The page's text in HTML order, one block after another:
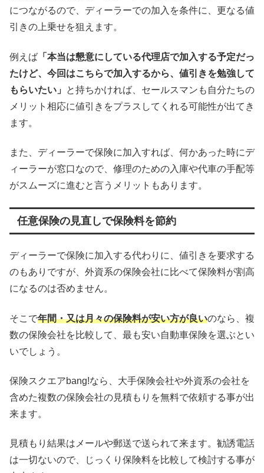
につながるので、ディーラーでの加入を条件に、更なる値
引きの上乗せを狙えます。
例えば 「本当は懇意にしている代理店で加入する予定だっ
たけど、今回はこちらで加入するから、値引きを勉強して
もらいたい」
と持ちかければ、セールスマンも自分たちの
メリット相応に値引きをプラスしてくれる可能性が出てき
ます。
また、ディーラーで保険に加入すれば、何かあった時にデ
ィーラーが窓口なので、修理のための入庫や代車の手配等
がスムーズに進むと言うメリットもあります。
任意保険の見直しで保険料を節約
ディーラーで保険に加入する代わりに、値引きを要求する
のもありですが、外資系の保険会社に比べて保険料が割高
になるのは否めません。
そこで年間・又は月々の保険料が安い方が良いのなら、複
数の保険会社を比較して、最も安い自動車保険を選ぶとい
いでしょう。
保険スクエアbang!なら、大手保険会社や外資系の会社を
含めた複数の保険会社の見積もりを無料で依頼する事が出
来ます。
見積もり結果はメールや郵送で送られて来ます。勧誘電話
は一切ないので、じっくり保険料を比較して検討する事が